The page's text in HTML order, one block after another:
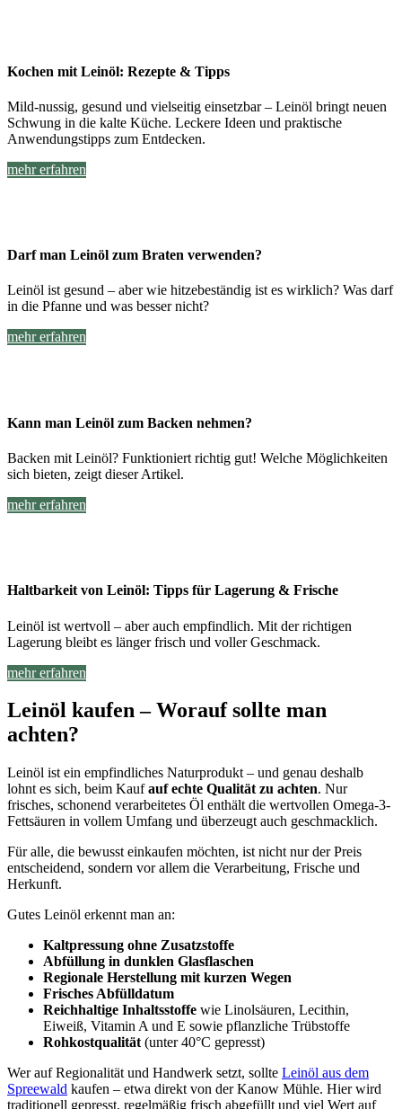
Kochen mit Leinöl: Rezepte & Tipps
Mild-nussig, gesund und vielseitig einsetzbar – Leinöl bringt neuen
Schwung in die kalte Küche. Leckere Ideen und praktische
Anwendungstipps zum Entdecken.
mehr erfahren
Darf man Leinöl zum Braten verwenden?
Leinöl ist gesund – aber wie hitzebeständig ist es wirklich? Was darf
in die Pfanne und was besser nicht?
mehr erfahren
Kann man Leinöl zum Backen nehmen?
Backen mit Leinöl? Funktioniert richtig gut! Welche Möglichkeiten
sich bieten, zeigt dieser Artikel.
mehr erfahren
Haltbarkeit von Leinöl: Tipps für Lagerung & Frische
Leinöl ist wertvoll – aber auch empfindlich. Mit der richtigen
Lagerung bleibt es länger frisch und voller Geschmack.
mehr erfahren
Leinöl kaufen – Worauf sollte man
achten?
Leinöl ist ein empfindliches Naturprodukt – und genau deshalb
lohnt es sich, beim Kaufauf echte Qualität zu achten. Nur
frisches, schonend verarbeitetes Öl enthält die wertvollen Omega-3-
Fettsäuren in vollem Umfang und überzeugt auch geschmacklich.
Für alle, die bewusst einkaufen möchten, ist nicht nur der Preis
entscheidend, sondern vor allem die Verarbeitung, Frische und
Herkunft.
Gutes Leinöl erkennt man an:
Kaltpressung ohne Zusatzstoffe
Abfüllung in dunklen Glasflaschen
Regionale Herstellung mit kurzen Wegen
Frisches Abfülldatum
Reichhaltige Inhaltsstoffe wie Linolsäuren, Lecithin,
Eiweiß, Vitamin A und E sowie pflanzliche Trübstoffe
Rohkostqualität (unter 40°C gepresst)
Wer auf Regionalität und Handwerk setzt, sollte Leinöl aus dem
Spreewald kaufen – etwa direkt von der Kanow Mühle. Hier wird
traditionell gepresst, regelmäßig frisch abgefüllt und viel Wert auf